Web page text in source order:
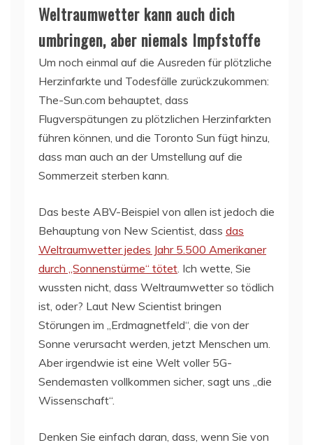
Weltraumwetter kann auch dich
umbringen, aber niemals Impfstoffe
Um noch einmal auf die Ausreden für plötzliche
Herzinfarkte und Todesfälle zurückzukommen:
The-Sun.com behauptet, dass
Flugverspätungen zu plötzlichen Herzinfarkten
führen können, und die Toronto Sun fügt hinzu,
dass man auch an der Umstellung auf die
Sommerzeit sterben kann.
Das beste ABV-Beispiel von allen ist jedoch die
Behauptung von New Scientist, dass das
Weltraumwetter jedes Jahr 5.500 Amerikaner
durch „Sonnenstürme“ tötet. Ich wette, Sie
wussten nicht, dass Weltraumwetter so tödlich
ist, oder? Laut New Scientist bringen
Störungen im „Erdmagnetfeld“, die von der
Sonne verursacht werden, jetzt Menschen um.
Aber irgendwie ist eine Welt voller 5G-
Sendemasten vollkommen sicher, sagt uns „die
Wissenschaft“.
Denken Sie einfach daran, dass, wenn Sie von